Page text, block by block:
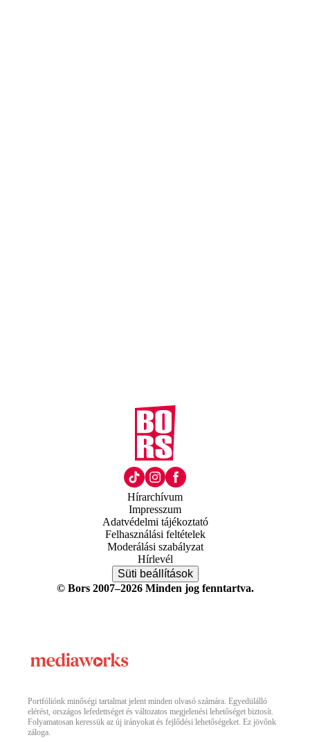
Hírarchívum
Impresszum
Adatvédelmi tájékoztató
Felhasználási feltételek
Moderálási szabályzat
Hírlevél
Süti beállítások
© Bors 2007–2026 Minden jog fenntartva.
Portfóliónk minőségi tartalmat jelent minden olvasó számára. Egyedülálló
elérést, országos lefedettséget és változatos megjelenési lehetőséget biztosít.
Folyamatosan keressük az új irányokat és fejlődési lehetőségeket. Ez jövőnk
záloga.